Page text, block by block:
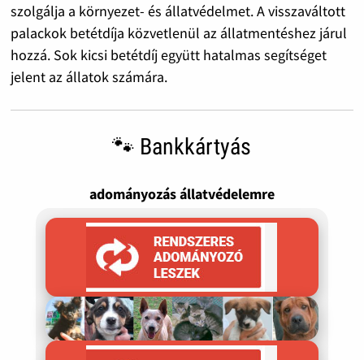
szolgálja a környezet- és állatvédelmet. A visszaváltott
palackok betétdíja közvetlenül az állatmentéshez járul
hozzá. Sok kicsi betétdíj együtt hatalmas segítséget
jelent az állatok számára.
🐾 Bankkártyás
adományozás állatvédelemre